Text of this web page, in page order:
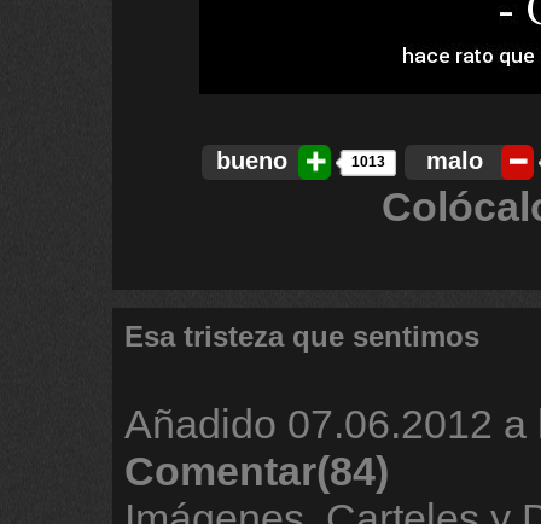
bueno 1013 malo
Esa tristeza que sentimos
Añadido 07.06.2012 a
Comentar(84)